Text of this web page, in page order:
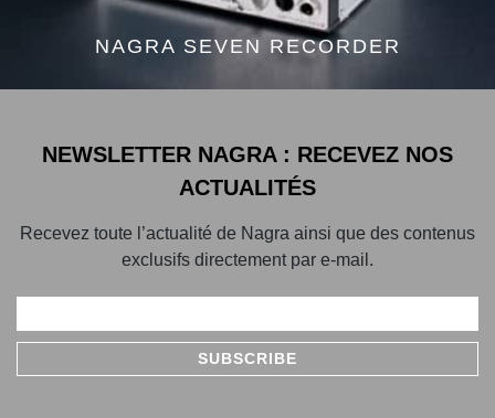
NAGRA SEVEN RECORDER
NEWSLETTER NAGRA : RECEVEZ NOS
ACTUALITÉS
Recevez toute l’actualité de Nagra ainsi que des contenus
exclusifs directement par e-mail.